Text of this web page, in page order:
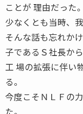
ことが 理由だった。
少なくとも当時、
そんな話も忘れか
子であるＳ社長か
工 場の拡張に伴い
る。
今度こそＮＬＦの
た。